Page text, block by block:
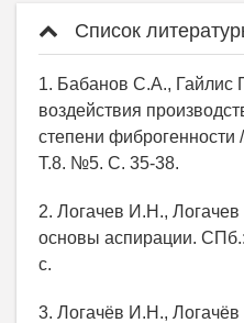
Список
1. Бабанов С.А., Гайлис
воздействия
степени фиброгенности
Т.8. №5. С. 35-38.
2. Логачев И.Н.,
основы аспирации.
с.
3. Логачёв И.Н.,